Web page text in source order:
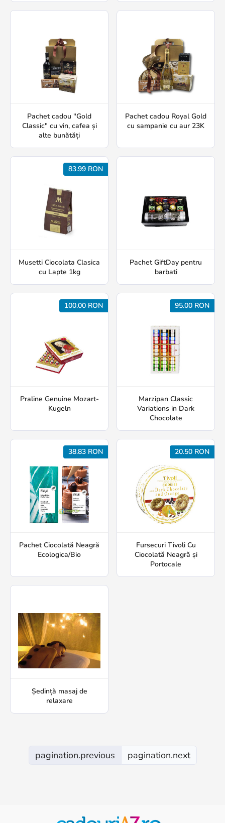
Pachet cadou "Gold
Classic" cu vin, cafea și
alte bunătăți
Pachet cadou Royal Gold
cu sampanie cu aur 23K
83.99 RON
Musetti Ciocolata Clasica
cu Lapte 1kg
Pachet GiftDay pentru
barbati
100.00 RON
Praline Genuine Mozart-
Kugeln
95.00 RON
Marzipan Classic
Variations in Dark
Chocolate
38.83 RON
Pachet Ciocolată Neagră
Ecologica/Bio
20.50 RON
Fursecuri Tivoli Cu
Ciocolată Neagră și
Portocale
Ședință masaj de
relaxare
pagination.previous pagination.next